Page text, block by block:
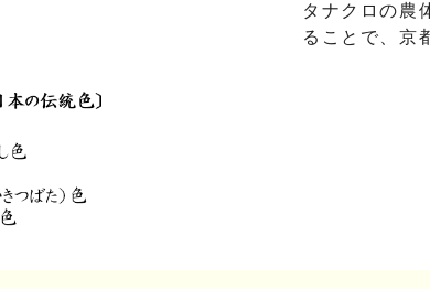
タナクロの農
ることで、京